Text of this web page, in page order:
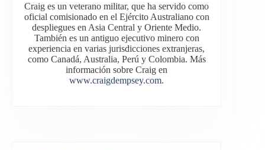
Craig es un veterano militar, que ha servido como
oficial comisionado en el Ejército Australiano con
despliegues en Asia Central y Oriente Medio.
También es un antiguo ejecutivo minero con
experiencia en varias jurisdicciones extranjeras,
como Canadá, Australia, Perú y Colombia. Más
información sobre Craig en
www.craigdempsey.com.